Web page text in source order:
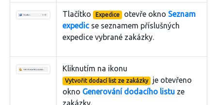
Tlačítko Expedice otevře okno Seznam
expedic se seznamem příslušných
expedice vybrané zakázky.
Kliknutím na ikonu
Vytvořit dodací list ze zakázky
je otevřeno
okno Generování dodacího listu ze
zakázky.